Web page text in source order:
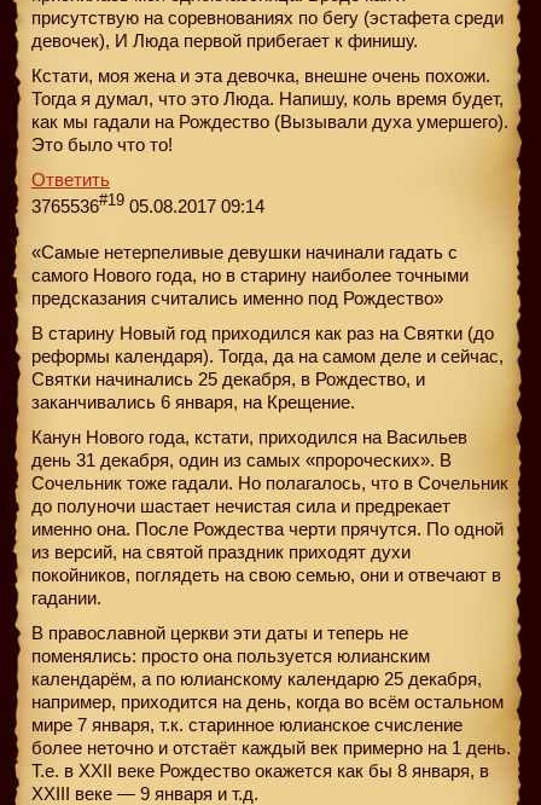
присутствую на соревнованиях по бегу (эстафета среди
девочек), И Люда первой прибегает к финишу.
Кстати, моя жена и эта девочка, внешне очень похожи.
Тогда я думал, что это Люда. Напишу, коль время будет,
как мы гадали на Рождество (Вызывали духа умершего).
Это было что то!
Ответить
3765536#19 05.08.2017 09:14
«Самые нетерпеливые девушки начинали гадать с
самого Нового года, но в старину наиболее точными
предсказания считались именно под Рождество»
В старину Новый год приходился как раз на Святки (до
реформы календаря). Тогда, да на самом деле и сейчас,
Святки начинались 25 декабря, в Рождество, и
заканчивались 6 января, на Крещение.
Канун Нового года, кстати, приходился на Васильев
день 31 декабря, один из самых «пророческих». В
Сочельник тоже гадали. Но полагалось, что в Сочельник
до полуночи шастает нечистая сила и предрекает
именно она. После Рождества черти прячутся. По одной
из версий, на святой праздник приходят духи
покойников, поглядеть на свою семью, они и отвечают в
гадании.
В православной церкви эти даты и теперь не
поменялись: просто она пользуется юлианским
календарём, а по юлианскому календарю 25 декабря,
например, приходится на день, когда во всём остальном
мире 7 января, т.к. старинное юлианское счисление
более неточно и отстаёт каждый век примерно на 1 день.
Т.е. в XXII веке Рождество окажется как бы 8 января, в
XXIII веке — 9 января и т.д.